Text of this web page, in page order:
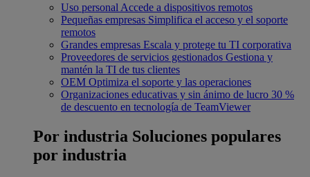
Uso personal Accede a dispositivos remotos
Pequeñas empresas Simplifica el acceso y el soporte
remotos
Grandes empresas Escala y protege tu TI corporativa
Proveedores de servicios gestionados Gestiona y
mantén la TI de tus clientes
OEM Optimiza el soporte y las operaciones
Organizaciones educativas y sin ánimo de lucro 30 %
de descuento en tecnología de TeamViewer
Por industria Soluciones populares
por industria